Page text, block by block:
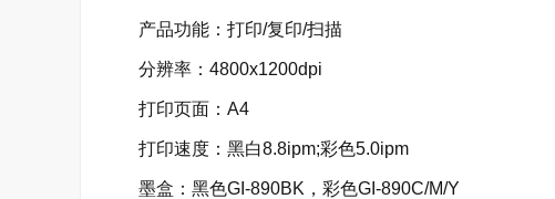
产品功能：打印/复印/扫描
分辨率：4800x1200dpi
打印页面：A4
打印速度：黑白8.8ipm;彩色5.0ipm
墨盒：黑色GI-890BK，彩色GI-890C/M/Y